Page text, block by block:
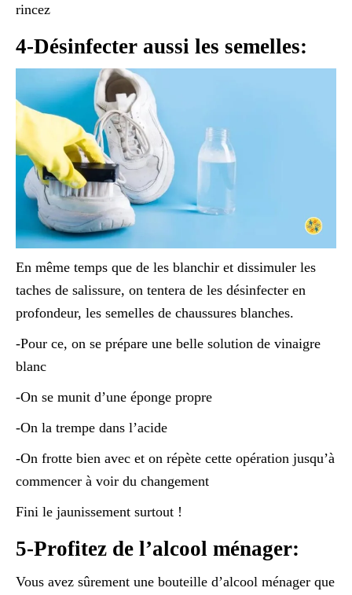
rincez
4-Désinfecter aussi les semelles:
En même temps que de les blanchir et dissimuler les
taches de salissure, on tentera de les désinfecter en
profondeur, les semelles de chaussures blanches.
-Pour ce, on se prépare une belle solution de vinaigre
blanc
-On se munit d’une éponge propre
-On la trempe dans l’acide
-On frotte bien avec et on répète cette opération jusqu’à
commencer à voir du changement
Fini le jaunissement surtout !
5-Profitez de l’alcool ménager:
Vous avez sûrement une bouteille d’alcool ménager que